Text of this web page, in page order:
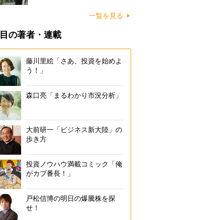
一覧を見る
の著者・連載
藤川里絵「さあ、投資を始めよ
う！」
森口亮「まるわかり市況分析」
大前研一「ビジネス新大陸」の
歩き方
投資ノウハウ満載コミック「俺
がカブ番長！」
戸松信博の明日の爆騰株を探
せ！